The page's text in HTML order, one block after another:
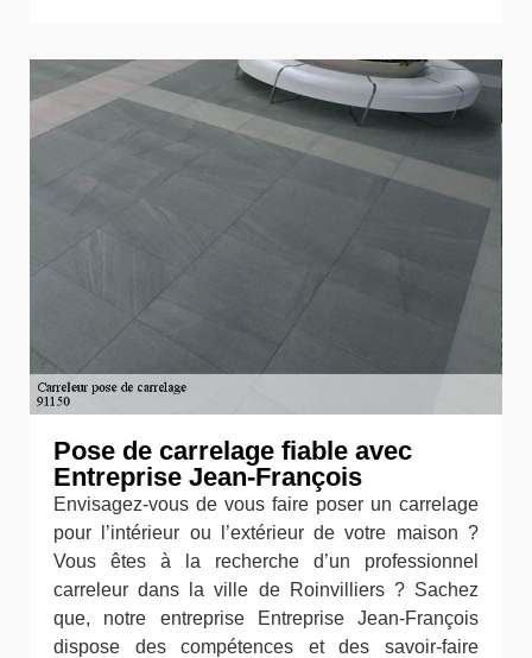
Pose de carrelage fiable avec
Entreprise Jean-François
Envisagez-vous de vous faire poser un carrelage
pour l’intérieur ou l’extérieur de votre maison ?
Vous êtes à la recherche d’un professionnel
carreleur dans la ville de Roinvilliers ? Sachez
que, notre entreprise Entreprise Jean-François
dispose des compétences et des savoir-faire